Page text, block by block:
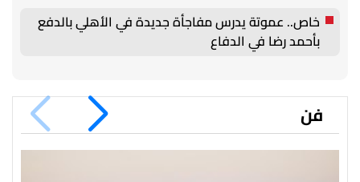
خاص.. عموتة يدرس مفاجأة جديدة في الأهلي بالدفع
بأحمد رضا في الدفاع
فن